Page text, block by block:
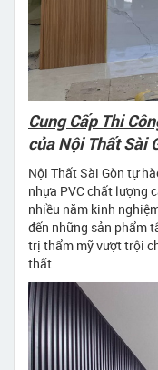
Cung Cấp Thi
của Nội Thất Sài
Nội Thất Sài Gòn tự
nhựa PVC chất lượng
nhiều năm kinh
đến những sản phẩm
trị thẩm mỹ vượt trội
thất.